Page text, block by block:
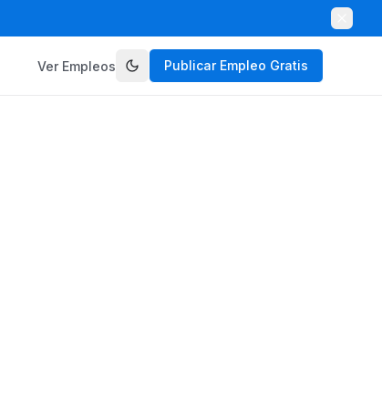
Ver Empleos Publicar Empleo Gratis